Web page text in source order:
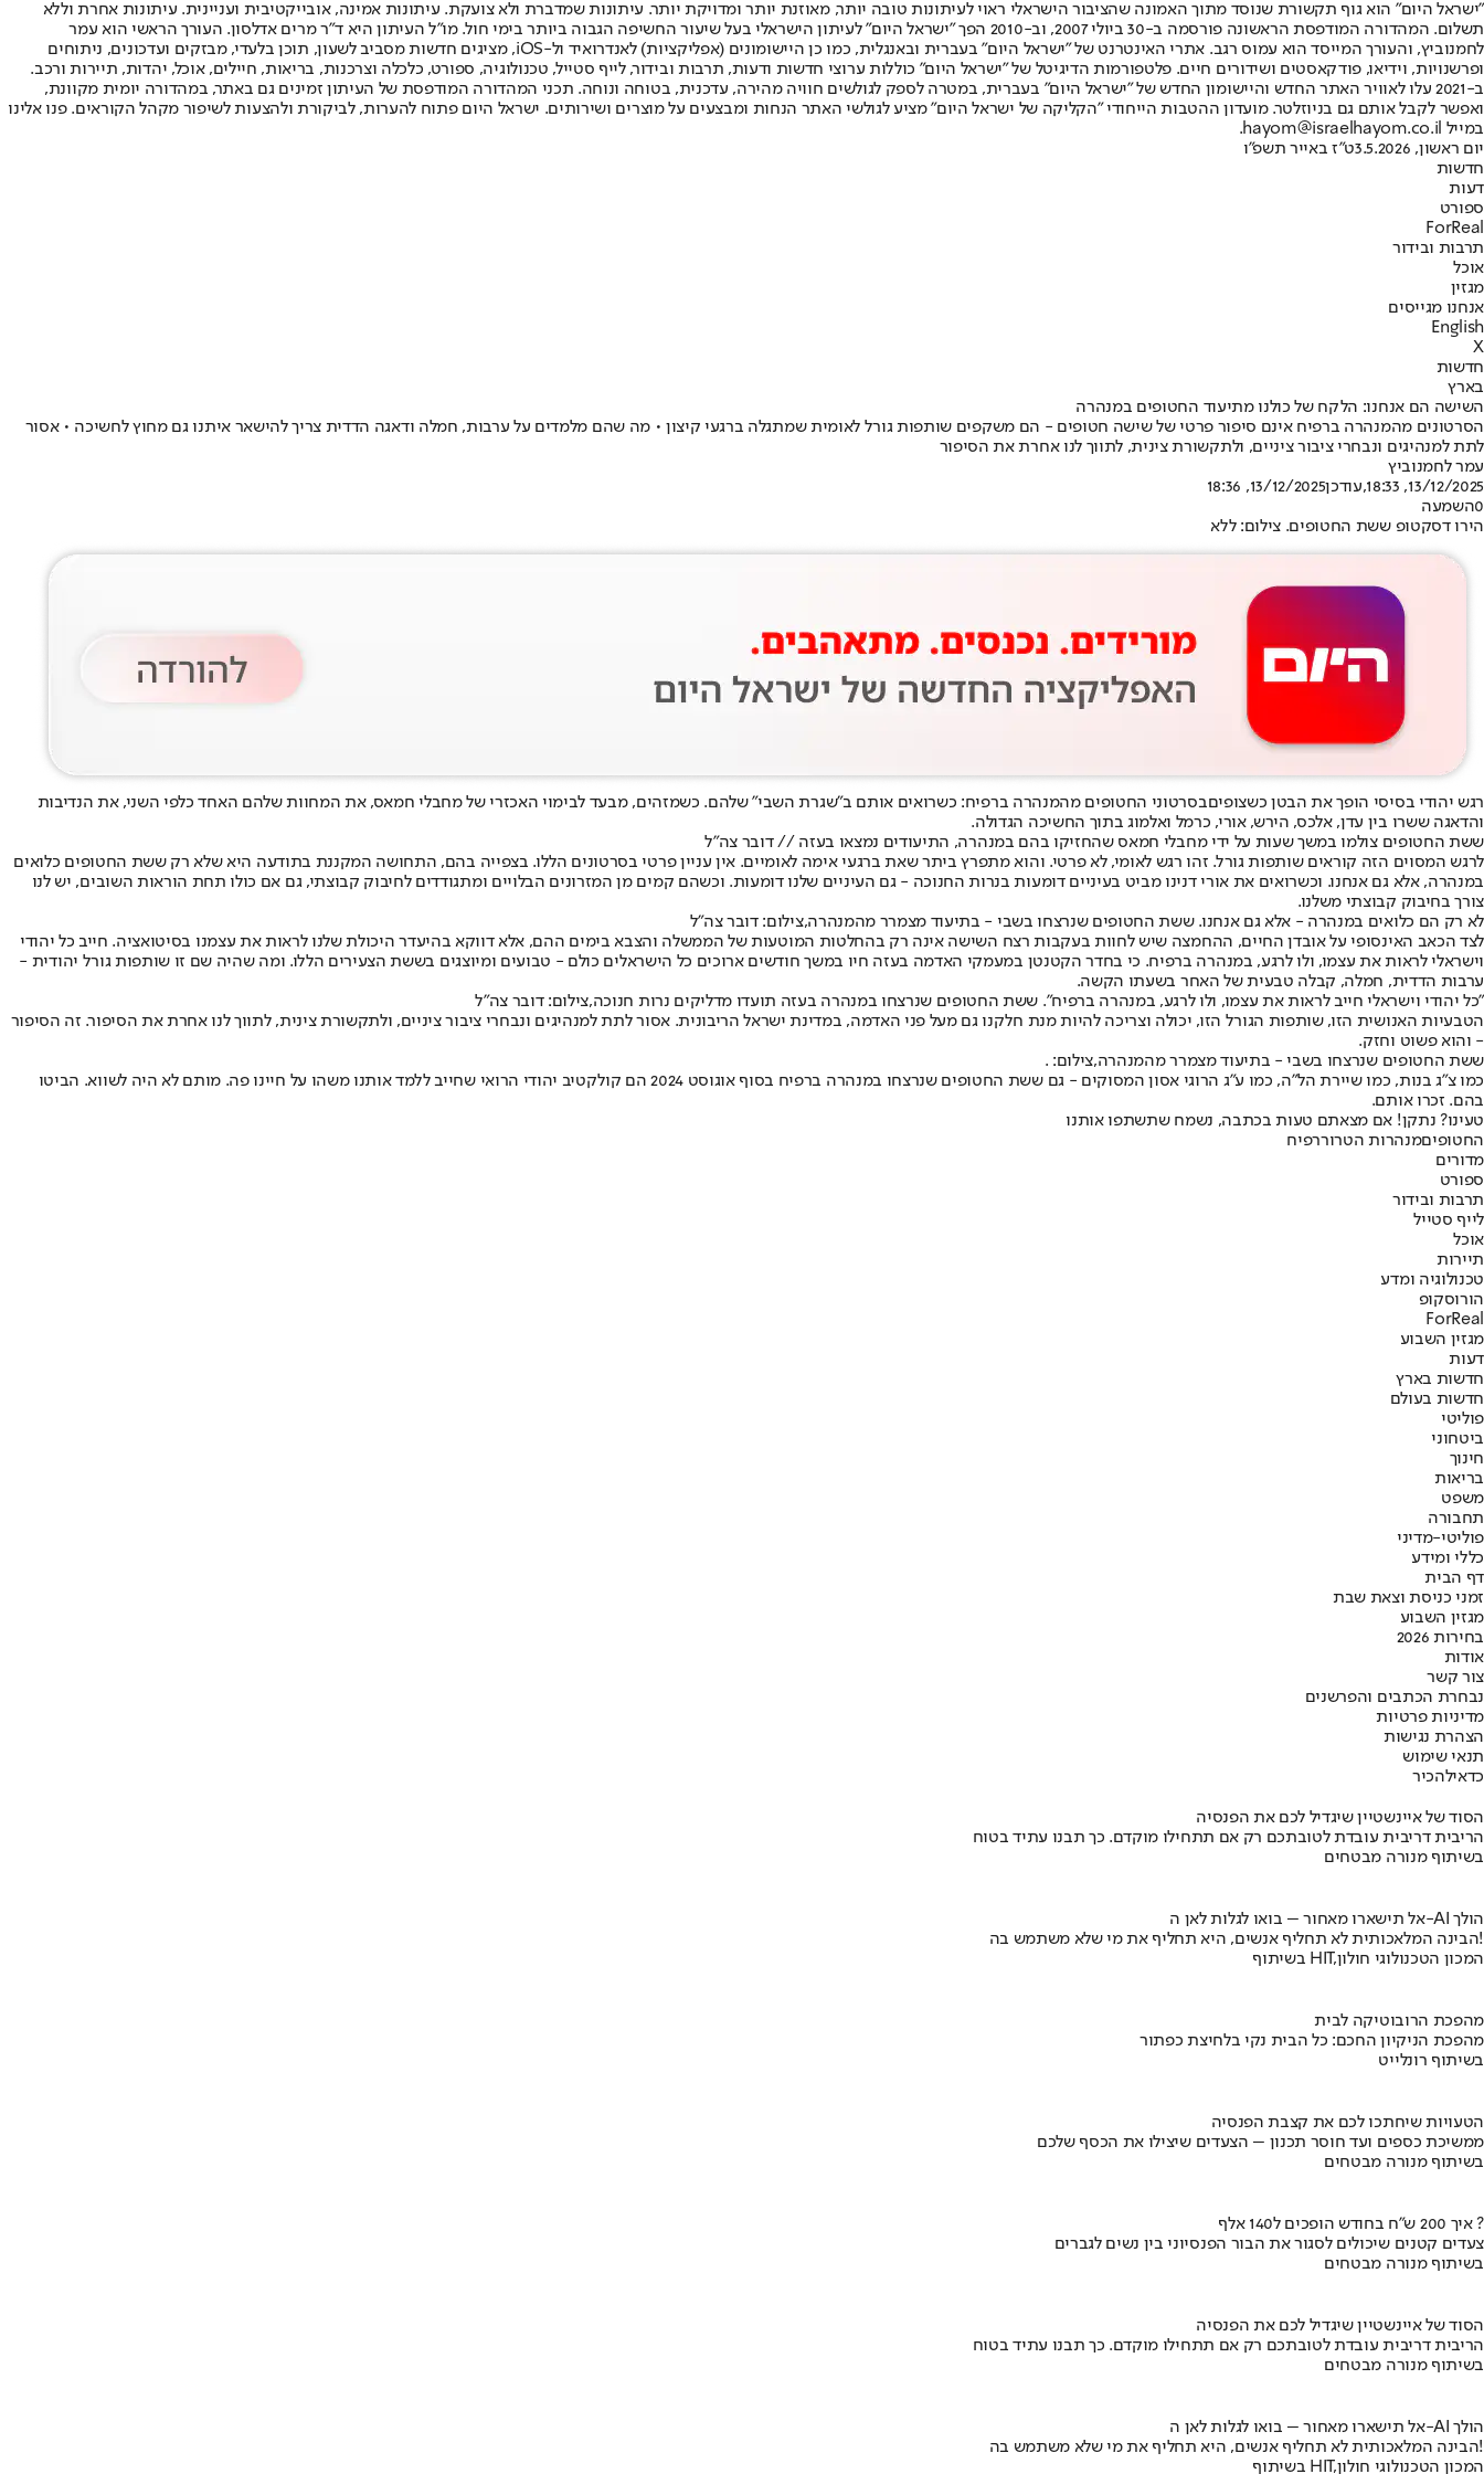
"ישראל היום" הוא גוף תקשורת שנוסד מתוך האמונה שהציבור הישראלי ראוי לעיתונות טובה יותר, מאוזנת יותר ומדויקת יותר. עיתונות שמדברת ולא צועקת. עיתונות אמינה, אובייקטיבית ועניינית. עיתונות אחרת וללא
תשלום. המהדורה המודפסת הראשונה פורסמה ב-30 ביולי 2007, וב-2010 הפך "ישראל היום" לעיתון הישראלי בעל שיעור החשיפה הגבוה ביותר בימי חול. מו"ל העיתון היא ד"ר מרים אדלסון. העורך הראשי הוא עמר
לחמנוביץ, והעורך המייסד הוא עמוס רגב. אתרי האינטרנט של "ישראל היום" בעברית ובאנגלית, כמו כן היישומונים (אפליקציות) לאנדרואיד ול-iOS, מציגים חדשות מסביב לשעון, תוכן בלעדי, מבזקים ועדכונים, ניתוחים
ופרשנויות, וידיאו, פודקאסטים ושידורים חיים. פלטפורמות הדיגיטל של "ישראל היום" כוללות ערוצי חדשות ודעות, תרבות ובידור, לייף סטייל, טכנולוגיה, ספורט, כלכלה וצרכנות, בריאות, חיילים, אוכל, יהדות, תיירות ורכב.
ב-2021 עלו לאוויר האתר החדש והיישומון החדש של "ישראל היום" בעברית, במטרה לספק לגולשים חוויה מהירה, עדכנית, בטוחה ונוחה. תכני המהדורה המודפסת של העיתון זמינים גם באתר, במהדורה יומית מקוונת,
ואפשר לקבל אותם גם בניוזלטר. מועדון ההטבות הייחודי "הקליקה של ישראל היום" מציע לגולשי האתר הנחות ומבצעים על מוצרים ושירותים. ישראל היום פתוח להערות, לביקורת ולהצעות לשיפור מקהל הקוראים. פנו אלינו
במייל hayom@israelhayom.co.il.
יום ראשון, 3.5.2026
ט"ז באייר תשפ"ו
חדשות
דעות
ספורט
ForReal
תרבות ובידור
אוכל
מגזין
אנחנו מגייסים
English
X
חדשות
בארץ
השישה הם אנחנו: הלקח של כולנו מתיעוד החטופים במנהרה
הסרטונים מהמנהרה ברפיח אינם סיפור פרטי של שישה חטופים - הם משקפים שותפות גורל לאומית שמתגלה ברגעי קיצון • מה שהם מלמדים על ערבות, חמלה ודאגה הדדית צריך להישאר איתנו גם מחוץ לחשיכה • אסור
לתת למנהיגים ונבחרי ציבור ציניים, ולתקשורת צינית, לתווך לנו אחרת את הסיפור
עמר לחמנוביץ
13/12/2025, 18:33
,עודכן13/12/2025, 18:36
0השמעה
הירו דסקטופ ששת החטופים. צילום: ללא
רגש יהודי בסיסי הופך את הבטן כשצופיםבסרטוני החטופים מהמנהרה ברפיח: כשרואים אותם ב"שגרת השבי" שלהם. כשמזהים, מבעד לבימוי האכזרי של מחבלי חמאס, את המחוות שלהם האחד כלפי השני, את הנדיבות
והדאגה ששרו בין עדן, אלכס, הירש, אורי, כרמל ואלמוג בתוך החשיכה הגדולה.
ששת החטופים צולמו במשך שעות על ידי מחבלי חמאס שהחזיקו בהם במנהרה, התיעודים נמצאו בעזה // דובר צה"ל
לרגש המסוים הזה קוראים שותפות גורל. זהו רגש לאומי, לא פרטי. והוא מתפרץ ביתר שאת ברגעי אימה לאומיים. אין עניין פרטי בסרטונים הללו. בצפייה בהם, התחושה המקננת בתודעה היא שלא רק ששת החטופים כלואים
במנהרה, אלא גם אנחנו. וכשרואים את אורי דנינו מביט בעיניים דומעות בנרות החנוכה - גם העיניים שלנו דומעות. וכשהם קמים מן המזרונים הבלויים ומתגודדים לחיבוק קבוצתי, גם אם כולו תחת הוראות השובים, יש לנו
צורך בחיבוק קבוצתי משלנו.
לא רק הם כלואים במנהרה - אלא גם אנחנו. ששת החטופים שנרצחו בשבי - בתיעוד מצמרר מהמנהרה,צילום: דובר צה"ל
לצד הכאב האינסופי על אובדן החיים, ההחמצה שיש לחוות בעקבות רצח השישה אינה רק בהחלטות המוטעות של הממשלה והצבא בימים ההם, אלא דווקא בהיעדר היכולת שלנו לראות את עצמנו בסיטואציה. חייב כל יהודי
וישראלי לראות את עצמו, ולו לרגע, במנהרה ברפיח. כי בחדר הקטנטן במעמקי האדמה בעזה חיו במשך חודשים ארוכים כל הישראלים כולם - טבועים ומיוצגים בששת הצעירים הללו. ומה שהיה שם זו שותפות גורל יהודית -
ערבות הדדית, חמלה, קבלה טבעית של האחר בשעתו הקשה.
"כל יהודי וישראלי חייב לראות את עצמו, ולו לרגע, במנהרה ברפיח". ששת החטופים שנרצחו במנהרה בעזה תועדו מדליקים נרות חנוכה,צילום: דובר צה"ל
הטבעיות האנושית הזו, שותפות הגורל הזו, יכולה וצריכה להיות מנת חלקנו גם מעל פני האדמה, במדינת ישראל הריבונית. אסור לתת למנהיגים ונבחרי ציבור ציניים, ולתקשורת צינית, לתווך לנו אחרת את הסיפור. זה הסיפור
- והוא פשוט וחזק.
ששת החטופים שנרצחו בשבי - בתיעוד מצמרר מהמנהרה,צילום: .
כמו צ״ג בנות, כמו שיירת הל״ה, כמו ע״ג הרוגי אסון המסוקים - גם ששת החטופים שנרצחו במנהרה ברפיח בסוף אוגוסט 2024 הם קולקטיב יהודי הרואי שחייב ללמד אותנו משהו על חיינו פה. מותם לא היה לשווא. הביטו
בהם. זכרו אותם.
טעינו? נתקן! אם מצאתם טעות בכתבה, נשמח שתשתפו אותנו
החטופיםמנהרות הטרוררפיח
מדורים
ספורט
תרבות ובידור
לייף סטייל
אוכל
תיירות
טכנולוגיה ומדע
הורוסקופ
ForReal
מגזין השבוע
דעות
חדשות בארץ
חדשות בעולם
פוליטי
ביטחוני
חינוך
בריאות
משפט
תחבורה
פוליטי-מדיני
כללי ומידע
דף הבית
זמני כניסת וצאת שבת
מגזין השבוע
בחירות 2026
אודות
צור קשר
נבחרת הכתבים והפרשנים
מדיניות פרטיות
הצהרת נגישות
תנאי שימוש
כדאילהכיר
הסוד של איינשטיין שיגדיל לכם את הפנסיה
הריבית דריבית עובדת לטובתכם רק אם תתחילו מוקדם. כך תבנו עתיד בטוח
בשיתוף מנורה מבטחים
אל תישארו מאחור – בואו לגלות לאן ה-AI הולך
הבינה המלאכותית לא תחליף אנשים, היא תחליף את מי שלא משתמש בה!
בשיתוף HIT,המכון הטכנולוגי חולון
מהפכת הרובוטיקה לבית
מהפכת הניקיון החכם: כל הבית נקי בלחיצת כפתור
בשיתוף רונלייט
הטעויות שיחתכו לכם את קצבת הפנסיה
ממשיכת כספים ועד חוסר תכנון – הצעדים שיצילו את הכסף שלכם
בשיתוף מנורה מבטחים
איך 200 ש"ח בחודש הופכים ל140 אלף ?
צעדים קטנים שיכולים לסגור את הבור הפנסיוני בין נשים לגברים
בשיתוף מנורה מבטחים
הסוד של איינשטיין שיגדיל לכם את הפנסיה
הריבית דריבית עובדת לטובתכם רק אם תתחילו מוקדם. כך תבנו עתיד בטוח
בשיתוף מנורה מבטחים
אל תישארו מאחור – בואו לגלות לאן ה-AI הולך
הבינה המלאכותית לא תחליף אנשים, היא תחליף את מי שלא משתמש בה!
בשיתוף HIT,המכון הטכנולוגי חולון